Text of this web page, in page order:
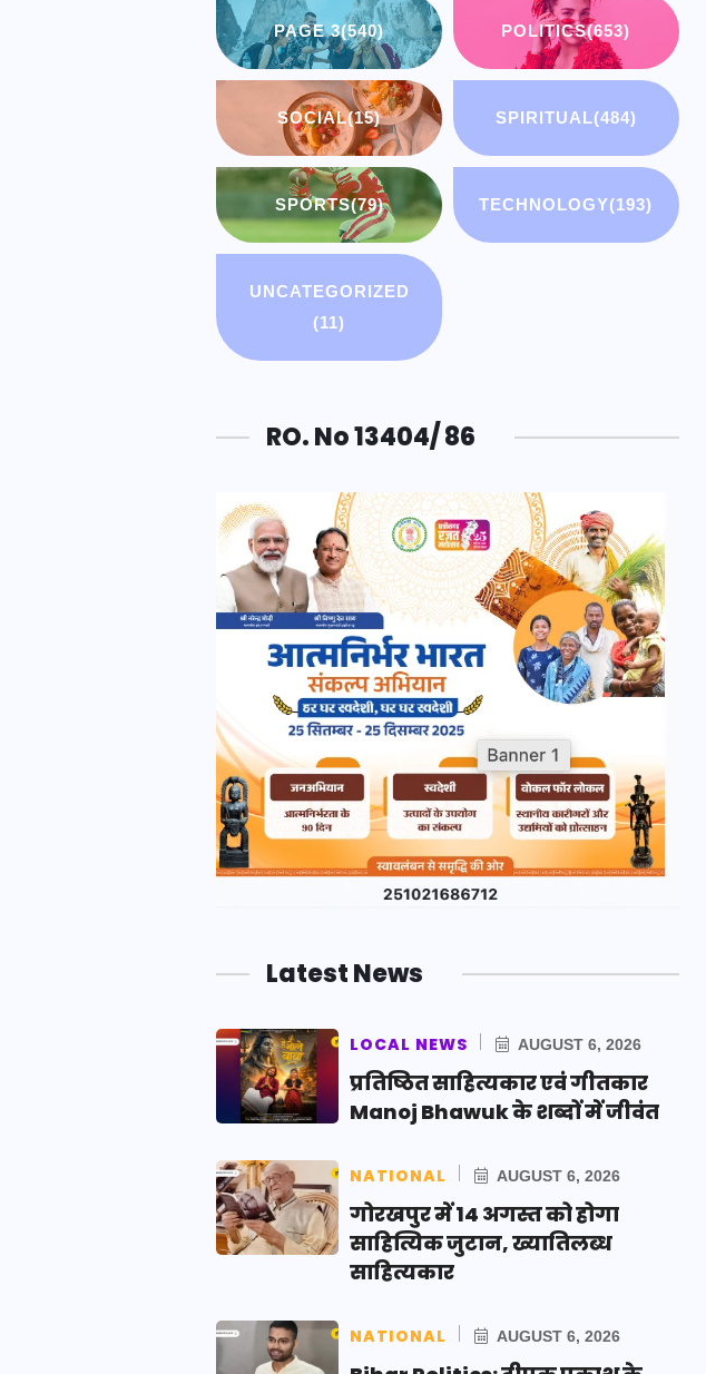
PAGE 3(540) POLITICS(653)
SOCIAL(15) SPIRITUAL(484)
SPORTS(79) TECHNOLOGY(193)
UNCATEGORIZED
(11)
RO. No 13404/ 86
Latest News
LOCAL NEWS AUGUST 6, 2026
प्रतिष्ठित साहित्यकार एवं गीतकार
Manoj Bhawuk के शब्दों में जीवंत
NATIONAL AUGUST 6, 2026
गोरखपुर में 14 अगस्त को होगा
साहित्यिक जुटान, ख्यातिलब्ध
साहित्यकार
NATIONAL AUGUST 6, 2026